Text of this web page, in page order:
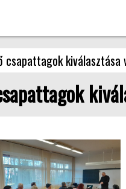
kiválasztása